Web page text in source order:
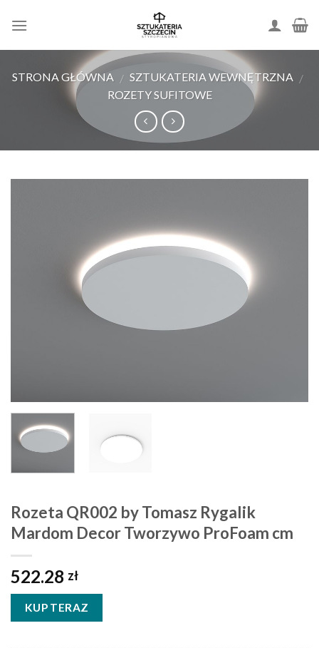
STRONA GŁÓWNA / SZTUKATERIA WEWNĘTRZNA /
ROZETY SUFITOWE
Rozeta QR002 by Tomasz Rygalik
Mardom Decor Tworzywo ProFoam cm
522.28 zł
KUP TERAZ